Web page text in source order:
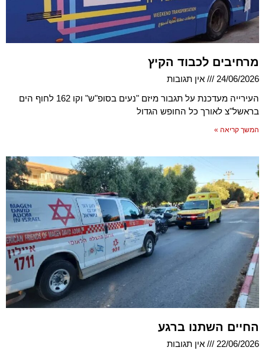
מרחיבים לכבוד הקיץ
24/06/2026
אין תגובות
העירייה מעדכנת על תגבור מיזם "נעים בסופ"ש" וקו 162 לחוף הים
בראשל"צ לאורך כל החופש הגדול
המשך קריאה »
החיים השתנו ברגע
22/06/2026
אין תגובות